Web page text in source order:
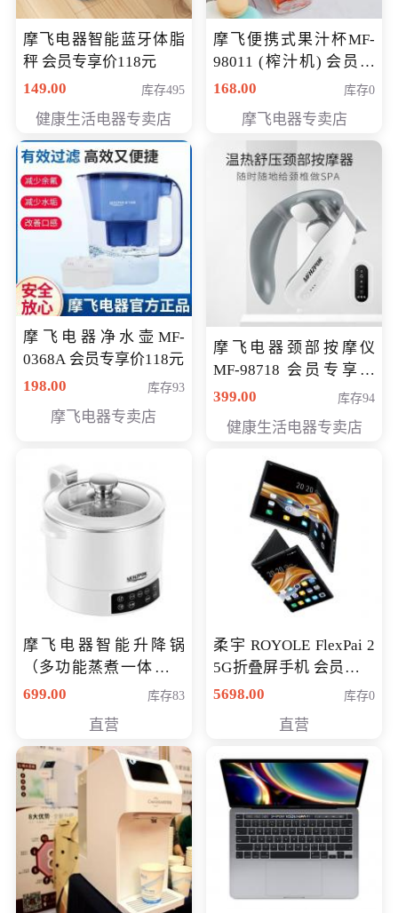
摩飞电器智能蓝牙体脂
秤 会员专享价118元
149.00
库存495
健康生活电器专卖店
摩飞便携式果汁杯MF-
98011 (榨汁机) 会员专
享价138元
168.00 库存0
摩飞电器专卖店
摩飞电器净水壶MF-
0368A 会员专享价118元
198.00
库存93
摩飞电器专卖店
摩飞电器颈部按摩仪
MF-98718 会员专享价
299元
399.00 库存94
健康生活电器专卖店
摩飞电器智能升降锅
（多功能蒸煮一体锅）
（智能升降养生锅） 会
699.00 库存83
直营
柔宇 ROYOLE FlexPai 2
5G折叠屏手机 会员专享
购买价格 4998元
5698.00 库存0
直营